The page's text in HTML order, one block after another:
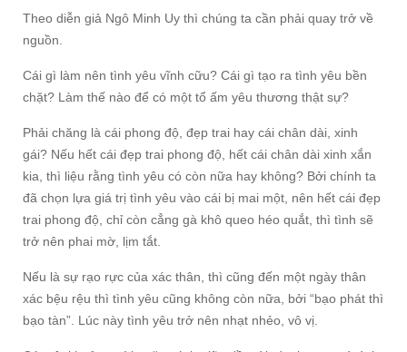
Theo diễn giả Ngô Minh Uy thì chúng ta cần phải quay trở về
nguồn.
Cái gì làm nên tình yêu vĩnh cữu? Cái gì tạo ra tình yêu bền
chặt? Làm thế nào để có một tổ ấm yêu thương thật sự?
Phải chăng là cái phong độ, đẹp trai hay cái chân dài, xinh
gái? Nếu hết cái đẹp trai phong độ, hết cái chân dài xinh xắn
kia, thì liệu rằng tình yêu có còn nữa hay không? Bởi chính ta
đã chọn lựa giá trị tình yêu vào cái bị mai một, nên hết cái đẹp
trai phong độ, chỉ còn cẳng gà khô queo héo quắt, thì tình sẽ
trở nên phai mờ, lịm tắt.
Nếu là sự rạo rực của xác thân, thì cũng đến một ngày thân
xác bệu rệu thì tình yêu cũng không còn nữa, bởi “bạo phát thì
bạo tàn”. Lúc này tình yêu trở nên nhạt nhẻo, vô vị.